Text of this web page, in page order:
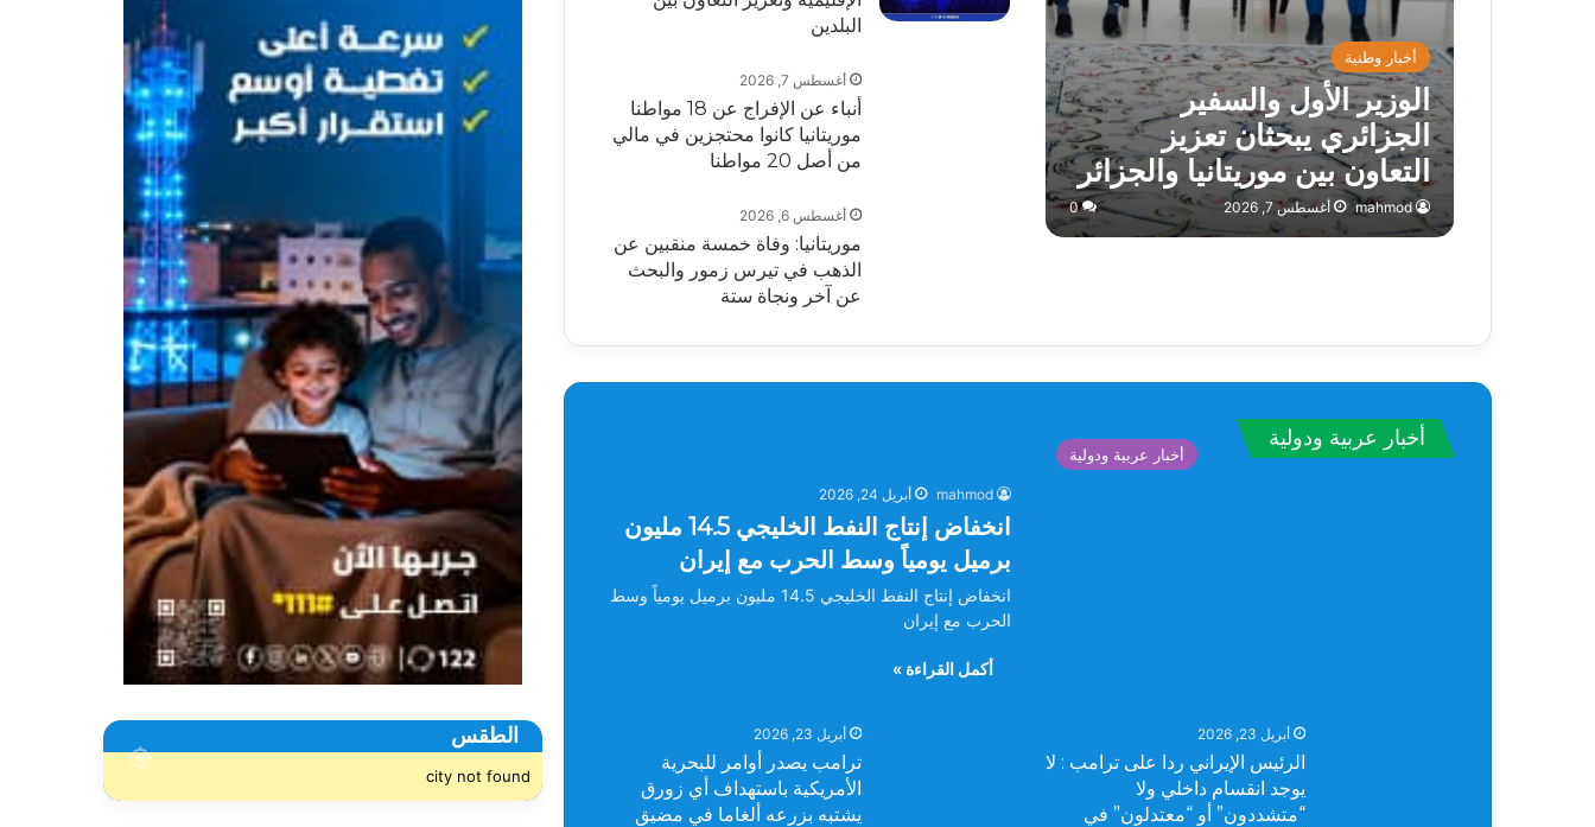
أخبار وطنية
الوزير الأول والسفير
الجزائري يبحثان تعزيز
التعاون بين موريتانيا والجزائر
mahmod أغسطس 7, 2026 0
البلدين
أغسطس 7, 2026
أنباء عن الإفراج عن 18 مواطنا
موريتانيا كانوا محتجزين في مالي
من أصل 20 مواطنا
أغسطس 6, 2026
موريتانيا: وفاة خمسة منقبين عن
الذهب في تيرس زمور والبحث
عن آخر ونجاة ستة
أخبار عربية ودولية
أخبار عربية ودولية
mahmod أبريل 24, 2026
انخفاض إنتاج النفط الخليجي 14.5 مليون
برميل يومياً وسط الحرب مع إيران
انخفاض إنتاج النفط الخليجي 14.5 مليون برميل يومياً وسط
الحرب مع إيران
أكمل القراءة »
أبريل 23, 2026
الرئيس الإيراني ردا على ترامب : لا
يوجد انقسام داخلي ولا
“متشددون” أو “معتدلون” في
أبريل 23, 2026
ترامب يصدر أوامر للبحرية
الأمريكية باستهداف أي زورق
يشتبه بزرعه ألغاما في مضيق
الطقس
city not found